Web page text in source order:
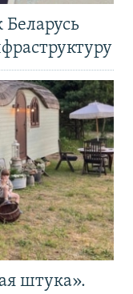
штука».